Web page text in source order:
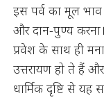
इस पर्व का मूल
और दान-पुण्य
प्रवेश के साथ ही
उत्तरायण हो ते हैं और
धार्मिक दृष्टि से